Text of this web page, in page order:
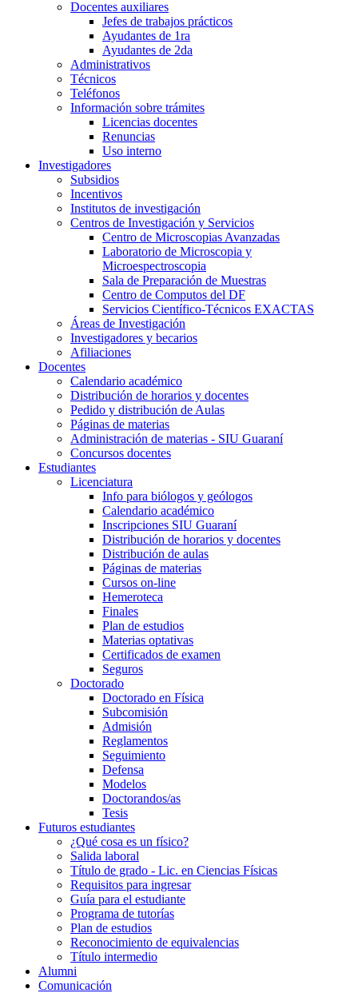
Docentes auxiliares
Jefes de trabajos prácticos
Ayudantes de 1ra
Ayudantes de 2da
Administrativos
Técnicos
Teléfonos
Información sobre trámites
Licencias docentes
Renuncias
Uso interno
Investigadores
Subsidios
Incentivos
Institutos de investigación
Centros de Investigación y Servicios
Centro de Microscopias Avanzadas
Laboratorio de Microscopia y
Microespectroscopia
Sala de Preparación de Muestras
Centro de Computos del DF
Servicios Científico-Técnicos EXACTAS
Áreas de Investigación
Investigadores y becarios
Afiliaciones
Docentes
Calendario académico
Distribución de horarios y docentes
Pedido y distribución de Aulas
Páginas de materias
Administración de materias - SIU Guaraní
Concursos docentes
Estudiantes
Licenciatura
Info para biólogos y geólogos
Calendario académico
Inscripciones SIU Guaraní
Distribución de horarios y docentes
Distribución de aulas
Páginas de materias
Cursos on-line
Hemeroteca
Finales
Plan de estudios
Materias optativas
Certificados de examen
Seguros
Doctorado
Doctorado en Física
Subcomisión
Admisión
Reglamentos
Seguimiento
Defensa
Modelos
Doctorandos/as
Tesis
Futuros estudiantes
¿Qué cosa es un físico?
Salida laboral
Título de grado - Lic. en Ciencias Físicas
Requisitos para ingresar
Guía para el estudiante
Programa de tutorías
Plan de estudios
Reconocimiento de equivalencias
Título intermedio
Alumni
Comunicación